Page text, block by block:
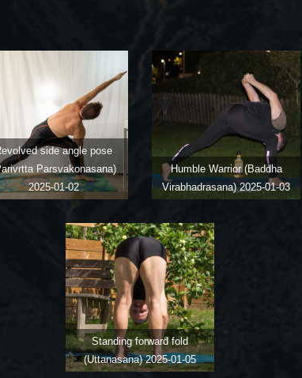
side angle pose
Parsvakonasana)
2025-01-02
Humble Warrior (Baddha
Virabhadrasana)2025-01-03
Standing forward fold
(Uttanasana)2025-01-05